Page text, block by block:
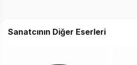
Sanatcının Diğer Eserleri